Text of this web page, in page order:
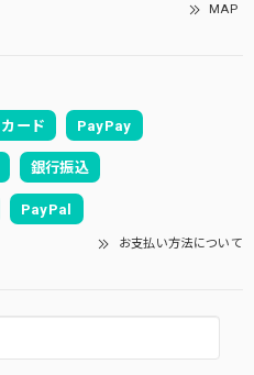
MAP
ード PayPay
銀行振込
PayPal
お支払い方法について